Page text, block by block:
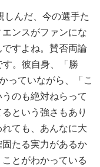
んだ、今の選手た
ンスがファンにな
すよね。賛否両論
。彼自身、「勝
っていながら、「こ
のも絶対ねらって
という強さもあり
ても、あんなに大
たる実力があるか
とがわかっている